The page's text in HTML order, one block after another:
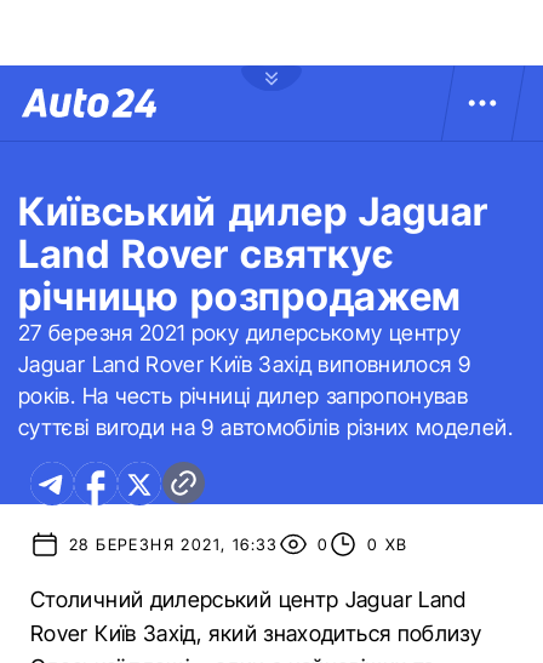
Київський дилер Jaguar
Land Rover святкує
річницю розпродажем
27 березня 2021 року дилерському центру
Jaguar Land Rover Київ Захід виповнилося 9
років. На честь річниці дилер запропонував
суттєві вигоди на 9 автомобілів різних моделей.
28 БЕРЕЗНЯ 2021, 16:33 0 0 ХВ
Столичний дилерський центр Jaguar Land
Rover Київ Захід, який знаходиться поблизу